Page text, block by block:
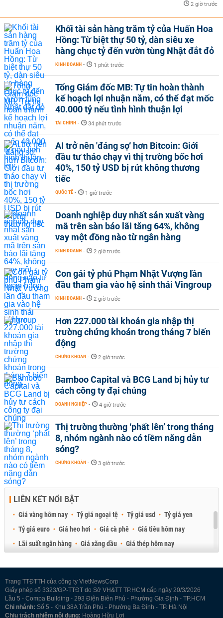
2 giờ trước
Khối tài sản hàng trăm tỷ của Huấn Hoa
Hồng: Từ biệt thự 50 tỷ, dàn siêu xe
hàng chục tỷ đến vườn tùng Nhật đắt đỏ
KINH DOANH - 1 phút trước
Tổng Giám đốc MB: Tự tin hoàn thành
kế hoạch lợi nhuận năm, có thể đạt mốc
40.000 tỷ nếu tình hình thuận lợi
TÀI CHÍNH - 34 phút trước
AI trở nên 'đáng sợ' hơn Bitcoin: Giới
đầu tư tháo chạy vì thị trường bốc hơi
40%, 150 tỷ USD bị rút không thương
tiếc
QUỐC TẾ - 1 giờ trước
Doanh nghiệp duy nhất sản xuất vàng
mã trên sàn báo lãi tăng 64%, không
vay một đồng nào từ ngân hàng
KINH DOANH - 2 giờ trước
Con gái tỷ phú Phạm Nhật Vượng lần
đầu tham gia vào hệ sinh thái Vingroup
KINH DOANH - 2 giờ trước
Hơn 227.000 tài khoản gia nhập thị
trường chứng khoán trong tháng 7 biến
động
CHỨNG KHOÁN - 2 giờ trước
Bamboo Capital và BCG Land bị hủy tư
cách công ty đại chúng
DOANH NGHIỆP - 4 giờ trước
Thị trường thường ‘phất lên’ trong tháng
8, nhóm ngành nào có tiềm năng dẫn
sóng?
CHỨNG KHOÁN - 3 giờ trước
LIÊN KẾT NỔI BẬT
Giá vàng hôm nay Tỷ giá ngoại tệ Tỷ giá usd
Tỷ giá yen
Tỷ giá euro
Giá heo hơi Giá cà phê
Giá tiêu hôm nay
Lãi suất ngân hàng
Giá xăng dầu
Giá thép hôm nay
Trang TTĐTTH của công ty VietNewsCorp
Giấy phép số 3323/GP-TTĐT do Sở VH&TT TP.HCM cấp ngày 20/3/2026
Lầu 5 - Compa Building - 293 Điện Biên Phủ - Phường Gia Định - TP.HCM
Chi nhánh: Số 5 - Khu 38A Trần Phú - Phường Ba Đình - TP. Hà Nội
Chịu trách nhiệm nội dung: Hoàng Hữu Lợi